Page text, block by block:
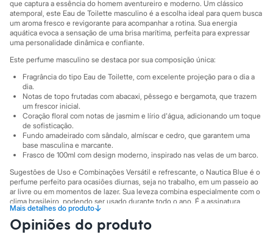
City
Clock House
Mindset
Sawary
Yessica
Moda esportiva
Acessórios
Blusas
Calçados
Leggings
Shorts e Bermudas
Tops
Moda íntima
Calcinhas
Cintas e Modeladores
Meias
Pijamas
Sutiãs e Tops
Moda praia
Biquínis
Maiôs
que captura a essência do homem aventureiro e moderno. Um clássico
atemporal, este Eau de Toilette masculino é a escolha ideal para quem busca
um aroma fresco e revigorante para acompanhar a rotina. Sua energia
aquática evoca a sensação de uma brisa marítima, perfeita para expressar
uma personalidade dinâmica e confiante.
Este perfume masculino se destaca por sua composição única:
Fragrância do tipo Eau de Toilette, com excelente projeção para o dia a
dia.
Notas de topo frutadas com abacaxi, pêssego e bergamota, que trazem
um frescor inicial.
Coração floral com notas de jasmim e lírio d'água, adicionando um toque
de sofisticação.
Fundo amadeirado com sândalo, almíscar e cedro, que garantem uma
base masculina e marcante.
Frasco de 100ml com design moderno, inspirado nas velas de um barco.
Sugestões de Uso e Combinações Versátil e refrescante, o Nautica Blue é o
perfume perfeito para ocasiões diurnas, seja no trabalho, em um passeio ao
ar livre ou em momentos de lazer. Sua leveza combina especialmente com o
clima brasileiro, podendo ser usado durante todo o ano. É a assinatura
olfativa ideal para o homem que transita entre o casual e o elegante sem
esforço.
Mais detalhes do produto↓
Opiniões do produto